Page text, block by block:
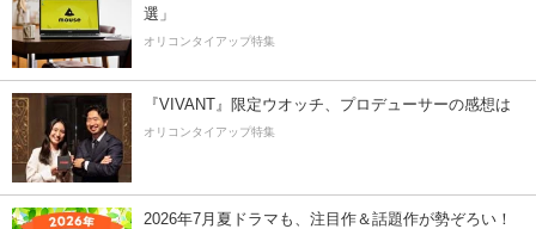
選」
オリコンタイアップ特集
『VIVANT』限定ウオッチ、プロデューサーの感想は
オリコンタイアップ特集
2026年7月夏ドラマも、注目作＆話題作が勢ぞろい！